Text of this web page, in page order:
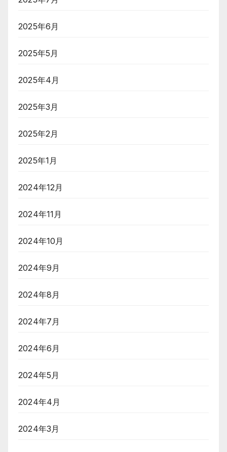
2025年6月
2025年5月
2025年4月
2025年3月
2025年2月
2025年1月
2024年12月
2024年11月
2024年10月
2024年9月
2024年8月
2024年7月
2024年6月
2024年5月
2024年4月
2024年3月